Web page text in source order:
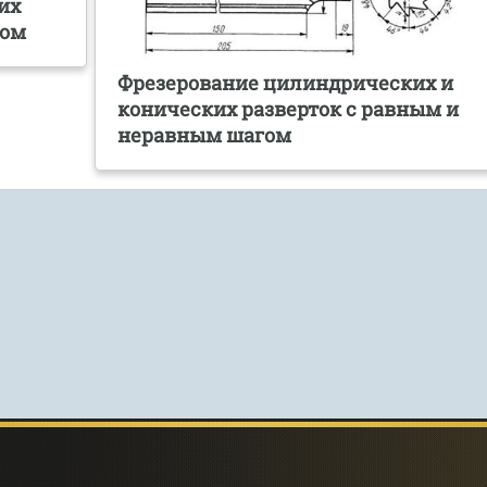
Фрезерование цилиндрических и
конических разверток с равным и
неравным шагом